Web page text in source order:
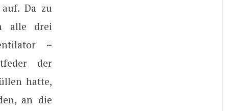
Da zu
alle drei
=
der
hatte,
an die